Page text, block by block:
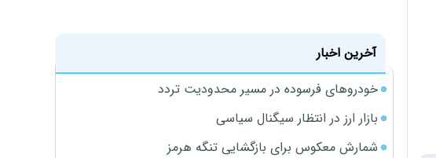
آخرین اخبار
خودروهای فرسوده در مسیر محدودیت تردد
بازار ارز در انتظار سیگنال سیاسی
شمارش معکوس برای بازگشایی تنگه هرمز